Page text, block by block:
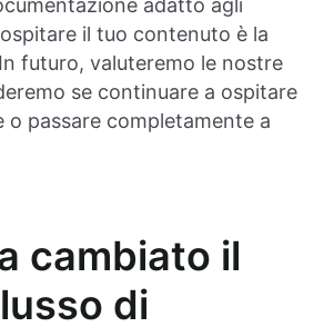
adatto agli
il tuo contenuto è la
futuro, valuteremo le nostre
se continuare a ospitare
o passare completamente a
cambiato il
di